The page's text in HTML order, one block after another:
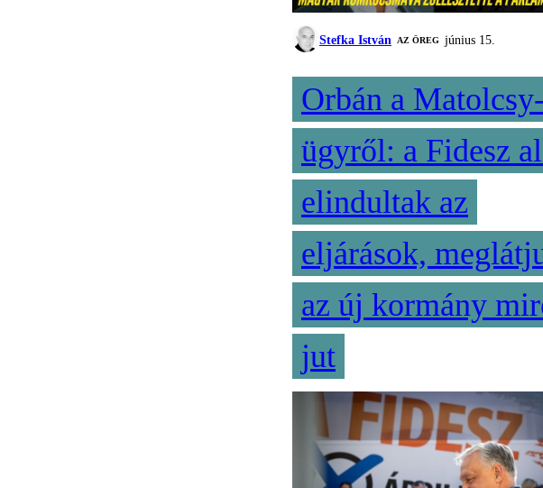
Stefka István AZ ÖREG június 15.
Orbán a
ügyről: a Fidesz
elindultak az
eljárások,
az új kormány
jut